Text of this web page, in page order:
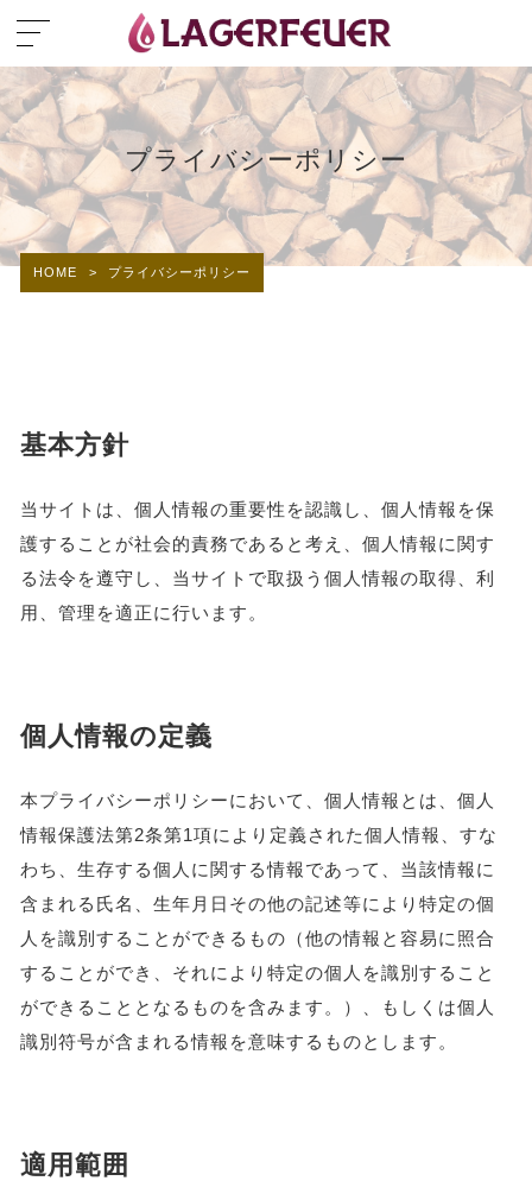
プライバシーポリシー
HOME > プライバシーポリシー
基本方針
当サイトは、個人情報の重要性を認識し、個人情報を保
護することが社会的責務であると考え、個人情報に関す
る法令を遵守し、当サイトで取扱う個人情報の取得、利
用、管理を適正に行います。
個人情報の定義
本プライバシーポリシーにおいて、個人情報とは、個人
情報保護法第2条第1項により定義された個人情報、すな
わち、生存する個人に関する情報であって、当該情報に
含まれる氏名、生年月日その他の記述等により特定の個
人を識別することができるもの（他の情報と容易に照合
することができ、それにより特定の個人を識別すること
ができることとなるものを含みます。）、もしくは個人
識別符号が含まれる情報を意味するものとします。
適用範囲